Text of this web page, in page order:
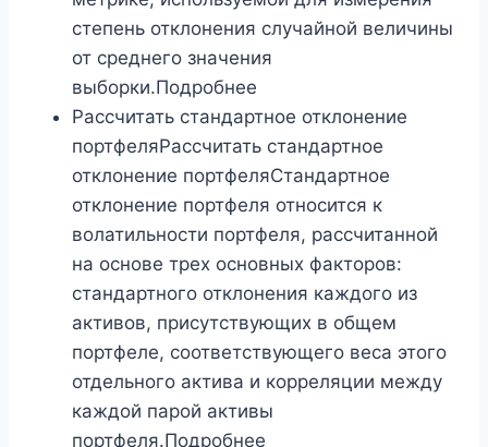
степень отклонения случайной величины
от среднего значения
выборки.Подробнее
Рассчитать стандартное отклонение
портфеляРассчитать стандартное
отклонение портфеляСтандартное
отклонение портфеля относится к
волатильности портфеля, рассчитанной
на основе трех основных факторов:
стандартного отклонения каждого из
активов, присутствующих в общем
портфеле, соответствующего веса этого
отдельного актива и корреляции между
каждой парой активы
портфеля.Подробнее